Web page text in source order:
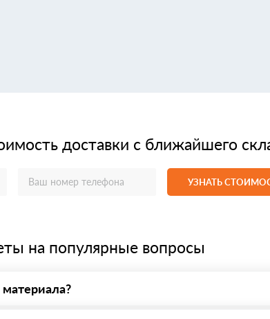
доставки с ближайшего
УЗНАТЬ
на популярные вопросы